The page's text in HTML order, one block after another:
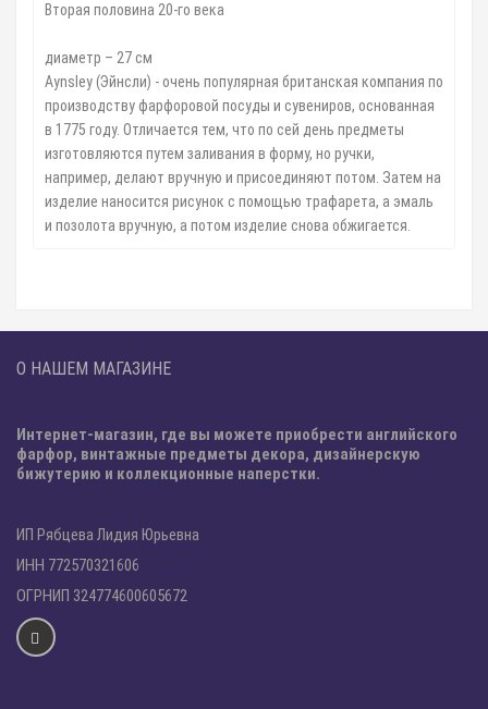
Вторая половина 20-го века
диаметр – 27 см
Aynsley (Эйнсли) - очень популярная британская компания по
производству фарфоровой посуды и сувениров, основанная
в 1775 году. Отличается тем, что по сей день предметы
изготовляются путем заливания в форму, но ручки,
например, делают вручную и присоединяют потом. Затем на
изделие наносится рисунок с помощью трафарета, а эмаль
и позолота вручную, а потом изделие снова обжигается.
О НАШЕМ МАГАЗИНЕ
Интернет-магазин, где вы можете приобрести английского
фарфор, винтажные предметы декора, дизайнерскую
бижутерию и коллекционные наперстки.
ИП Рябцева Лидия Юрьевна
ИНН 772570321606
ОГРНИП 324774600605672